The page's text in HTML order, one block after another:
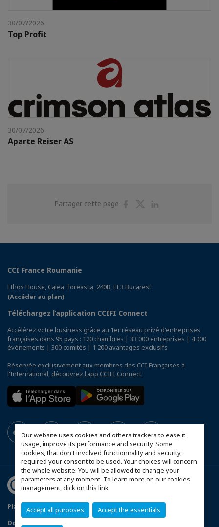
Our website uses cookies and others trackers to ease it
usage, improve its performance and security. Some
cookies, that don't involved functionnality and security,
required your consent to be used. Your choices will concern
the whole website. You will be allowed to change your
parameters at any moment. To learn more on our cookies
management,click on this link.
Accept all purposes Accept the essentials
30/07/2026
Top Profit
30/07/2026
Aparte Reiser AS
Partager cette page
PartagerPartager
CCI France Roumanie
Ethos House, Calea Floreasca, 240B, Et 3 Bucarest
(Accéder au plan)
Téléchargez l’application CCIFI Connect
Accélérez votre business grâce au 1er réseau privé d'entreprises
françaises dans 95 pays : 120 chambres | 33 000 entreprises | 4 000
événements | 300 comités | 1 200 avantages exclusifs
Réservée exclusivement aux membres des CCI Françaises à
l'International, découvrez l'app CCIFI Connect.
Plan du site Statut CCIFER
Mentions légales
Données personnelles